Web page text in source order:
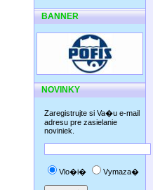
BANNER
NOVINKY
Zaregistrujte si Va�u e-mail
adresu pre zasielanie
noviniek.
Vlo�i� Vymaza�